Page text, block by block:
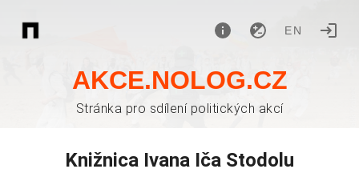
EN
AKCE.NOLOG.CZ
Stránka pro sdílení politických akcí
Knižnica Ivana Iča Stodolu